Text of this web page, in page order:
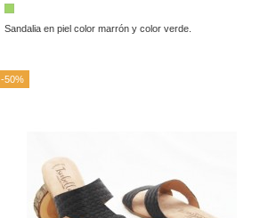
Verde
Sandalia en piel color marrón y color verde.
-50%